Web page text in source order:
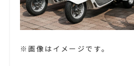
※画像はイメージです。